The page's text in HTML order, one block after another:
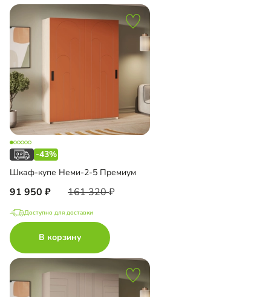
-43%
Шкаф-купе Неми-2-5 Премиум
91 950 161 320
Доступно для доставки
В корзину